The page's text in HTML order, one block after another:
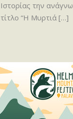
Ιστορίας την
τίτλο “Η Μυρτιά[…]